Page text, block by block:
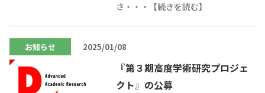
さ・・・【続きを読む】
お知らせ 2025/01/08
『第３期高度学術研究プロジェ
クト』の公募